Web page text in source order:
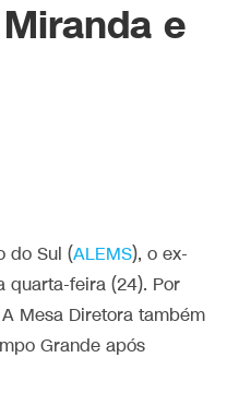
e
do Sul (ALEMS), o ex-
quarta-feira (24). Por
Mesa Diretora também
Grande após